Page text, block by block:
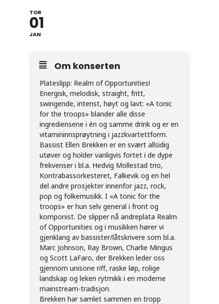
TOR
01
JAN
Om konserten
Plateslipp: Realm of Opportunities!
Energisk, melodisk, straight, fritt,
swingende, intenst, høyt og lavt: «A tonic
for the troops» blander alle disse
ingrediensene i én og samme drink og er en
vitamininnsprøytning i jazzkvartettform.
Bassist Ellen Brekken er en svært allsidig
utøver og holder vanligvis fortet i de dype
frekvenser i bl.a. Hedvig Mollestad trio,
Kontrabassorkesteret, Falkevik og en hel
del andre prosjekter innenfor jazz, rock,
pop og folkemusikk. I «A tonic for the
troops» er hun selv general i front og
komponist. De slipper nå andreplata Realm
of Opportunities og i musikken hører vi
gjenklang av bassister/låtskrivere som bl.a.
Marc Johnson, Ray Brown, Charlie Mingus
og Scott LaFaro, der Brekken leder oss
gjennom unisone riff, raske løp, rolige
landskap og leken rytmikk i en moderne
mainstream-tradisjon.
Brekken har samlet sammen en tropp